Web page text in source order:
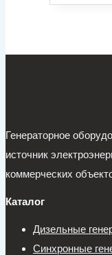
Генераторное
источник
коммерческих
Каталог
Дизельные
Синхронные